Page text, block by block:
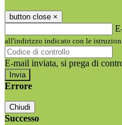
button close ×
all'indirizzo indicato con le
E-mail inviata, si prega di
Errore
Chiudi
Successo